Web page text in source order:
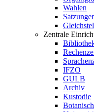
Wahlen
Zentrale
IFZO
GULB
Archiv
Kustodie